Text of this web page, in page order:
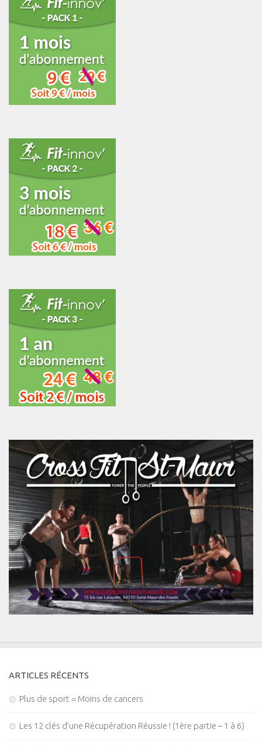
ARTICLES RÉCENTS
Plus de sport = Moins de cancers
Les 12 clés d’une Récupération Réussie ! (1ère partie – 1 à 6)